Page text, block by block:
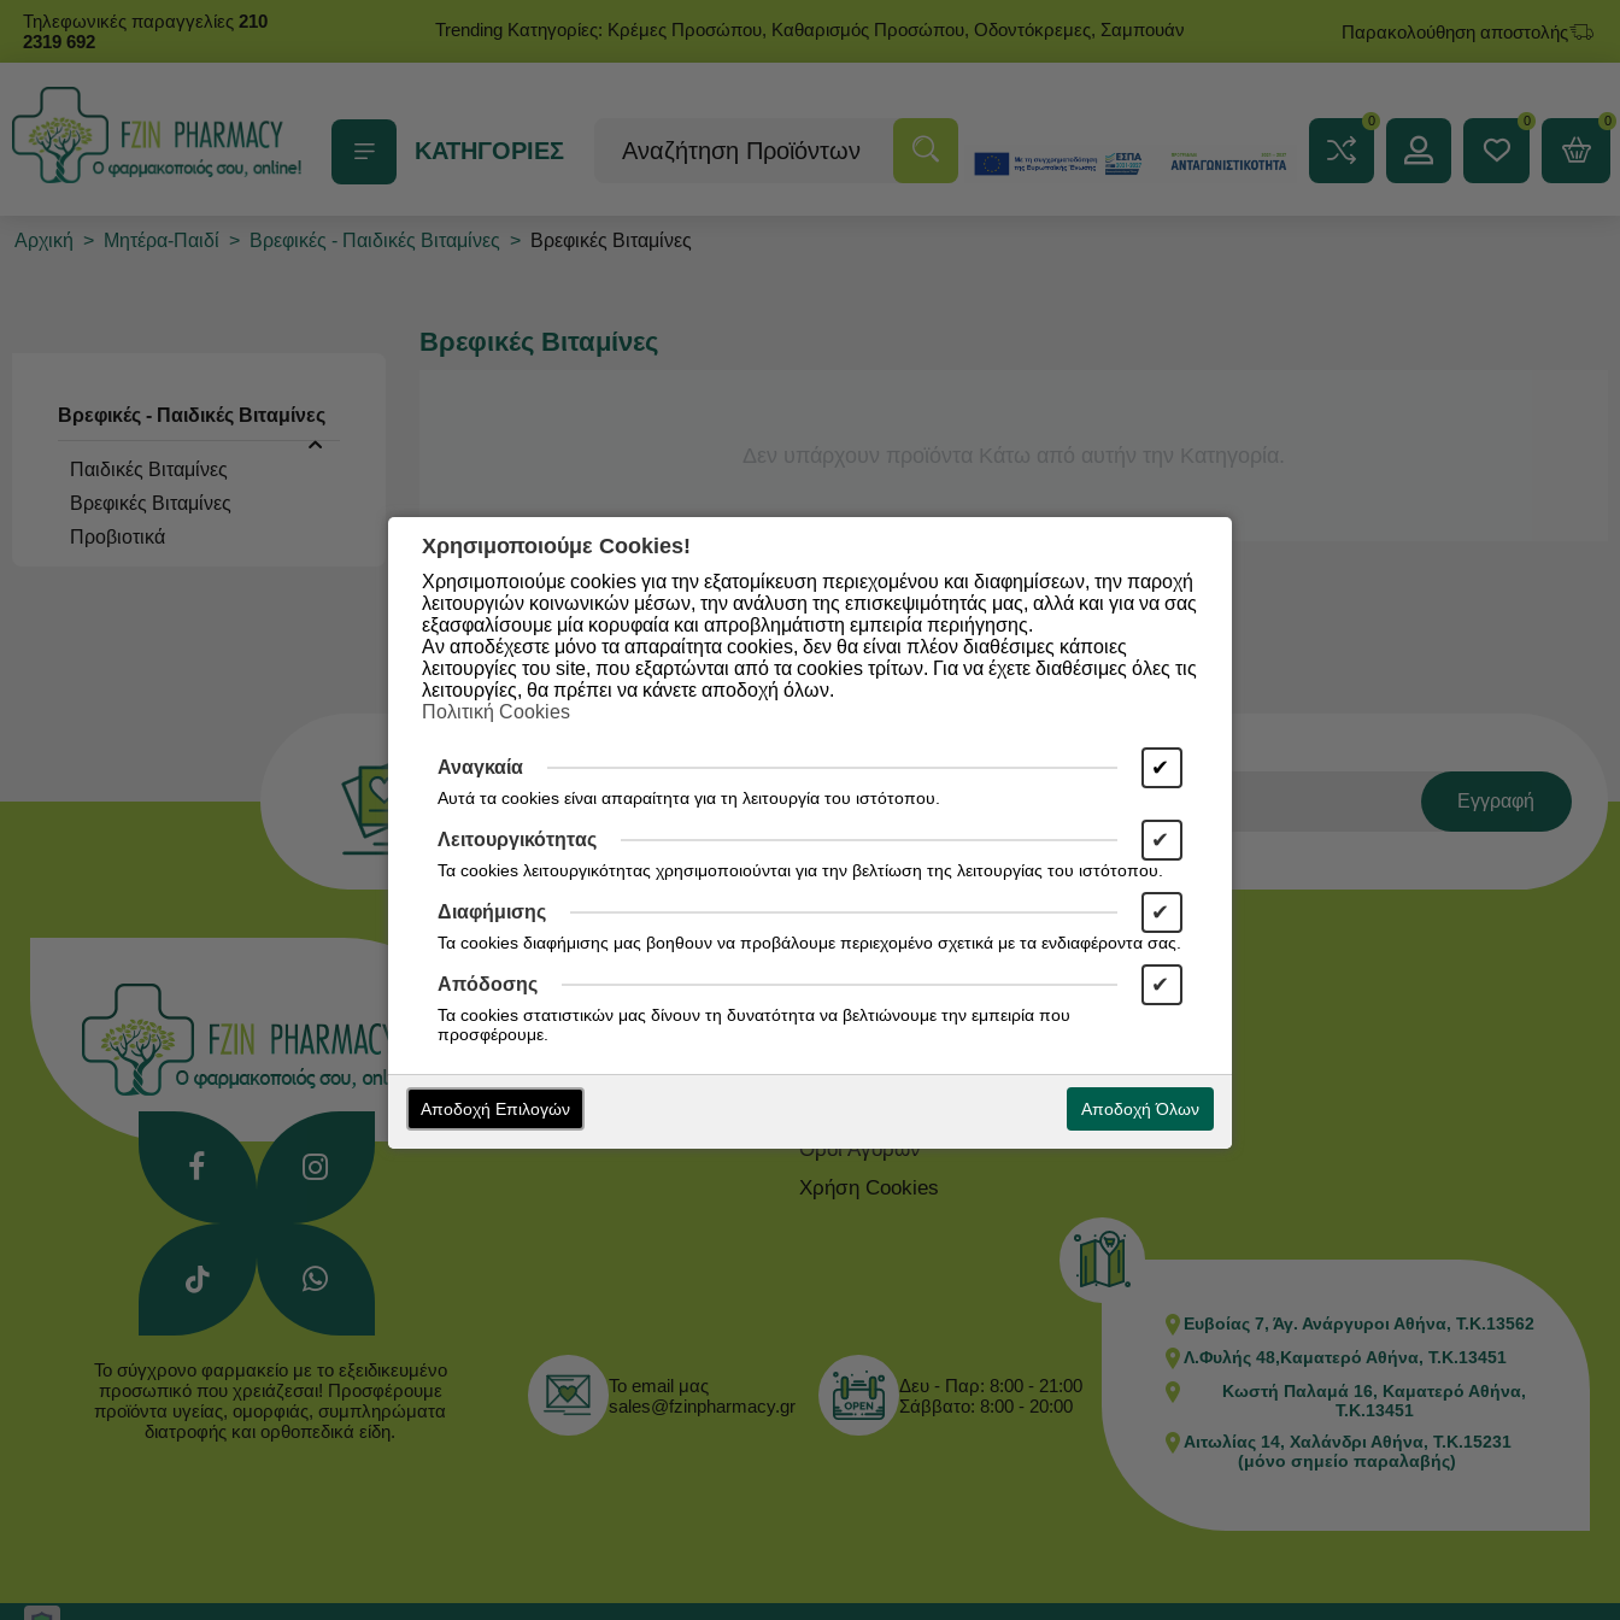
Τηλεφωνικές παραγγελίες 210
2319 692
Trending Κατηγορίες: Κρέμες Προσώπου, Καθαρισμός Προσώπου, Οδοντόκρεμες, Σαμπουάν Παρακολούθηση αποστολής
ΚΑΤΗΓΟΡΙΕΣ
0 0 0
Αρχική > Μητέρα-Παιδί > Βρεφικές - Παιδικές Βιταμίνες > Βρεφικές Βιταμίνες
Βρεφικές - Παιδικές Βιταμίνες
Παιδικές Βιταμίνες
Βρεφικές Βιταμίνες
Προβιοτικά
Βρεφικές Βιταμίνες
Εγγραφή
Το σύγχρονο φαρμακείο με το εξειδικευμένο
προσωπικό που χρειάζεσαι! Προσφέρουμε
προϊόντα υγείας, ομορφιάς, συμπληρώματα
διατροφής και ορθοπεδικά είδη.
FZIN PHARMACY
Σχετικά με μας
Επικοινωνία
Πολιτική επιστροφών
Άρθρα / Blog
Πληροφορίες
Τρόποι Αποστολής
Όροι Αγορών
Χρήση Cookies
Χρήσιμα
Παρακολούθηση
Brands
Παραγγελίες
Το email μας
sales@fzinpharmacy.gr
Δευ - Παρ: 8:00 - 21:00
Σάββατο: 8:00 - 20:00
Ευβοίας 7, Άγ. Ανάργυροι Αθήνα, Τ.Κ.13562
Λ.Φυλής 48,Καματερό Αθήνα, Τ.Κ.13451
Κωστή Παλαμά 16, Καματερό Αθήνα,
Τ.Κ.13451
Αιτωλίας 14, Χαλάνδρι Αθήνα, Τ.Κ.15231
(μόνο σημείο παραλαβής)
Χρησιμοποιούμε Cookies!
Χρησιμοποιούμε cookies για την εξατομίκευση περιεχομένου και διαφημίσεων, την παροχή
λειτουργιών κοινωνικών μέσων, την ανάλυση της επισκεψιμότητάς μας, αλλά και για να σας
εξασφαλίσουμε μία κορυφαία και απροβλημάτιστη εμπειρία περιήγησης.
Αν αποδέχεστε μόνο τα απαραίτητα cookies, δεν θα είναι πλέον διαθέσιμες κάποιες
λειτουργίες του site, που εξαρτώνται από τα cookies τρίτων. Για να έχετε διαθέσιμες όλες τις
λειτουργίες, θα πρέπει να κάνετε αποδοχή όλων.
Πολιτική Cookies
Αναγκαία ✔
Αυτά τα cookies είναι απαραίτητα για τη λειτουργία του ιστότοπου.
Λειτουργικότητας ✔
Τα cookies λειτουργικότητας χρησιμοποιούνται για την βελτίωση της λειτουργίας του ιστότοπου.
Διαφήμισης ✔
Τα cookies διαφήμισης μας βοηθουν να προβάλουμε περιεχομένο σχετικά με τα ενδιαφέροντα σας.
Απόδοσης ✔
Τα cookies στατιστικών μας δίνουν τη δυνατότητα να βελτιώνουμε την εμπειρία που
προσφέρουμε.
Αποδοχή Επιλογών Αποδοχή Όλων